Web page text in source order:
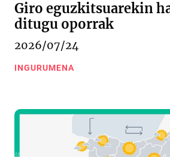
Giro eguzkitsuarekin
ditugu oporrak
2026/07/24
INGURUMENA